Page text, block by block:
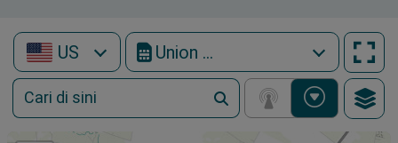
US Union Wireless